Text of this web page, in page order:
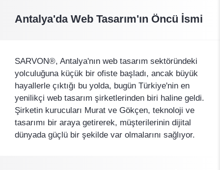
Antalya'da Web Tasarım'ın Öncü İsmi
SARVON®, Antalya'nın web tasarım sektöründeki
yolculuğuna küçük bir ofiste başladı, ancak büyük
hayallerle çıktığı bu yolda, bugün Türkiye'nin en
yenilikçi web tasarım şirketlerinden biri haline geldi.
Şirketin kurucuları Murat ve Gökçen, teknoloji ve
tasarımı bir araya getirerek, müşterilerinin dijital
dünyada güçlü bir şekilde var olmalarını sağlıyor.